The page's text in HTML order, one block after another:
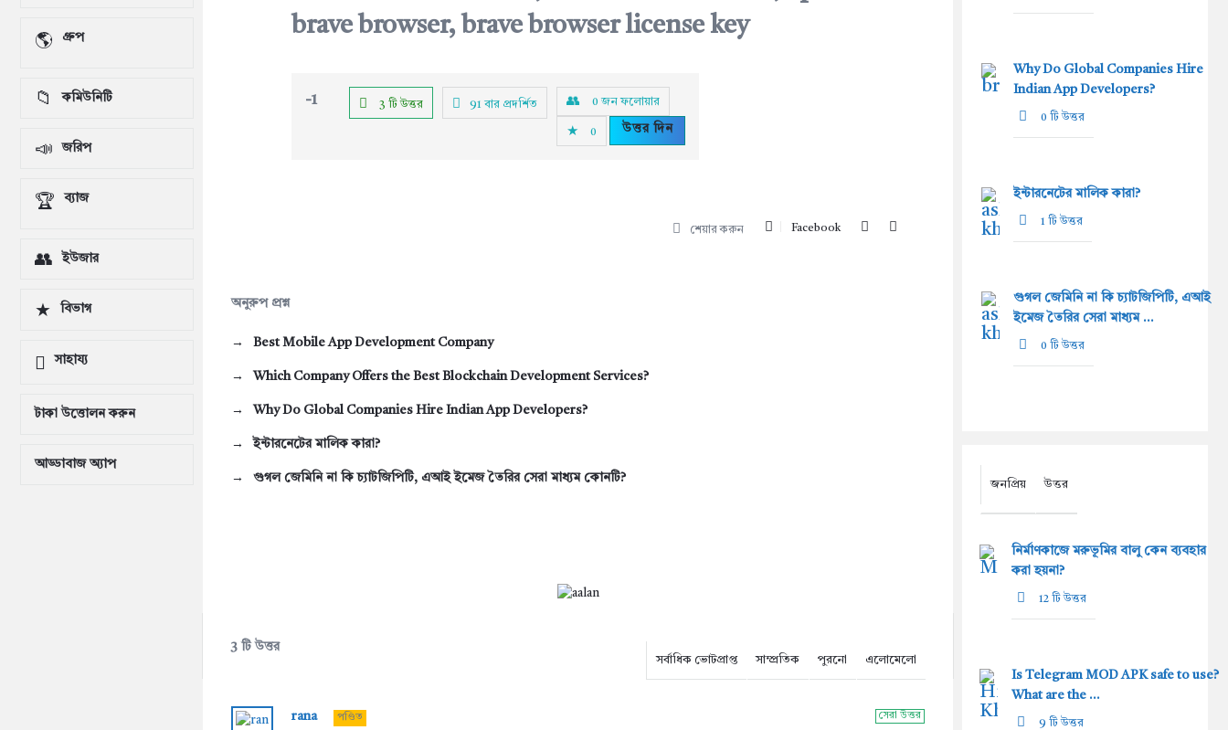
brave browser, brave browser license key
-1 3 টি উত্তর 91 বার প্রদর্শিত 0 জন ফলোয়ার
0 উত্তর দিন
শেয়ার করুন Facebook
অনুরুপ প্রশ্ন
Best Mobile App Development Company
Which Company Offers the Best Blockchain Development Services?
Why Do Global Companies Hire Indian App Developers?
ইন্টারনেটের মালিক কারা?
গুগল জেমিনি না কি চ্যাটজিপিটি, এআই ইমেজ তৈরির সেরা মাধ্যম কোনটি?
3 টি উত্তর
সর্বাধিক ভোটপ্রাপ্ত সাম্প্রতিক পুরনো এলোমেলো
সেরা উত্তর
rana পণ্ডিত
Why Do Global Companies Hire
Indian App Developers?
0 টি উত্তর
ইন্টারনেটের মালিক কারা?
1 টি উত্তর
গুগল জেমিনি না কি চ্যাটজিপিটি, এআই
ইমেজ তৈরির সেরা মাধ্যম ...
0 টি উত্তর
জনপ্রিয় উত্তর
নির্মাণকাজে মরুভূমির বালু কেন ব্যবহার
করা হয়না?
12 টি উত্তর
Is Telegram MOD APK safe to use?
What are the ...
9 টি উত্তর
গ্রুপ
কমিউনিটি
জরিপ
ব্যাজ
ইউজার
বিভাগ
সাহায্য
টাকা উত্তোলন করুন
আড্ডাবাজ অ্যাপ